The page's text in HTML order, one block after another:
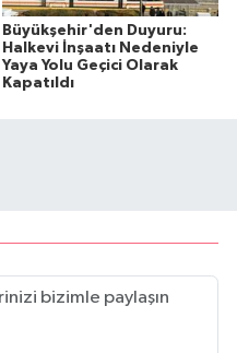
Büyükşehir'den Duyuru:
Halkevi İnşaatı Nedeniyle
Yaya Yolu Geçici Olarak
Kapatıldı